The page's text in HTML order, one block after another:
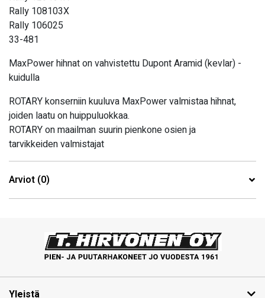
Rally 108103X
Rally 106025
33-481
MaxPower hihnat on vahvistettu Dupont Aramid (kevlar) -
kuidulla
ROTARY konserniin kuuluva MaxPower valmistaa hihnat,
joiden laatu on huippuluokkaa.
ROTARY on maailman suurin pienkone osien ja
tarvikkeiden valmistajat
Arviot (0)
Yleistä